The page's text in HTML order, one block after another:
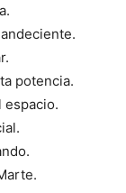
potencia.
espacio.